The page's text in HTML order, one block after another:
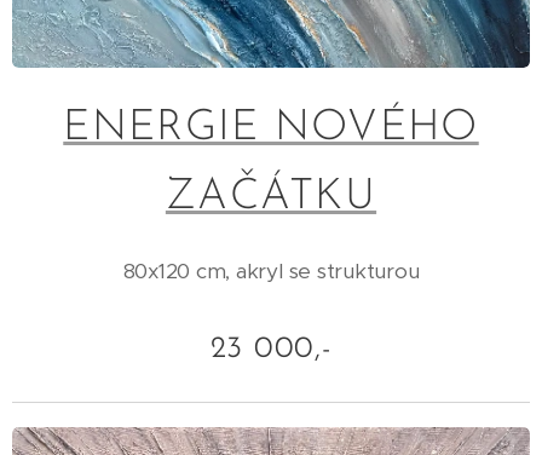
ENERGIE NOVÉHO
ZAČÁTKU
80x120 cm, akryl se strukturou
23 000,-